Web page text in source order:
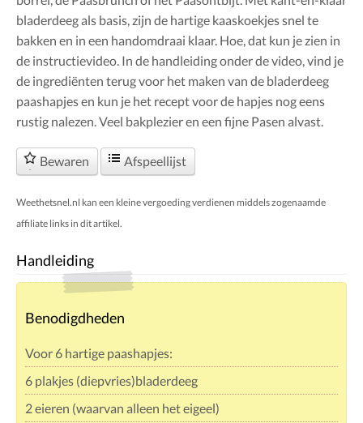
bladerdeeg als basis, zijn de hartige kaaskoekjes snel te
bakken en in een handomdraai klaar. Hoe, dat kun je zien in
de instructievideo. In de handleiding onder de video, vind je
de ingrediënten terug voor het maken van de bladerdeeg
paashapjes en kun je het recept voor de hapjes nog eens
rustig nalezen. Veel bakplezier en een fijne Pasen alvast.
Bewaren Afspeellijst
Weethetsnel.nl kan een kleine vergoeding verdienen middels zogenaamde
affiliate links in dit artikel.
Handleiding
Benodigdheden
Voor 6 hartige paashapjes:
6 plakjes (diepvries)bladerdeeg
2 eieren (waarvan alleen het eigeel)